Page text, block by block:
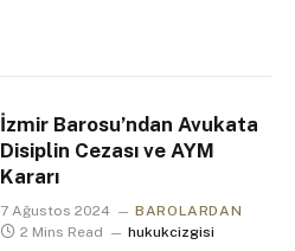
İzmir Barosu’ndan Avukata
Disiplin Cezası ve AYM
Kararı
7 Ağustos 2024
BAROLARDAN
2 Mins Read
hukukcizgisi